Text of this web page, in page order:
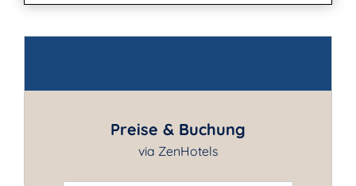
Preise & Buchung
via ZenHotels